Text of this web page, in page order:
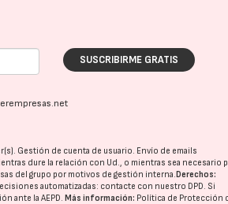
SUSCRIBIRME GRATIS
Gestión de cuenta de usuario. Envío de emails
dure la relación con Ud., o mientras sea necesario
del grupo por motivos de gestión interna.Derechos:
automatizadas: contacte con nuestro DPD. Si
ante laAEPD.Más información: Política de Protección